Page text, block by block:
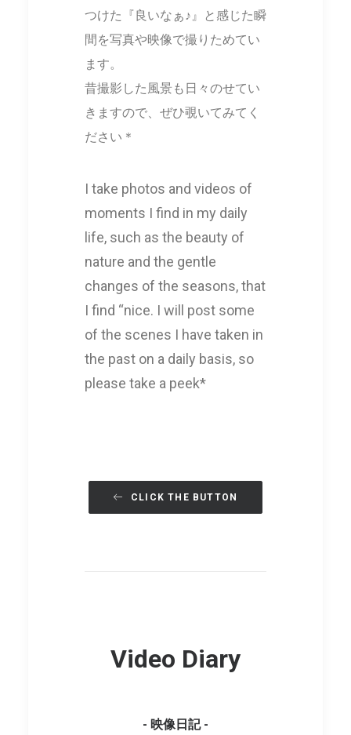
つけた『良いなぁ♪』と感じた瞬
間を写真や映像で撮りためてい
ます。
昔撮影した風景も日々のせてい
きますので、ぜひ覗いてみてく
ださい＊
I take photos and videos of
moments I find in my daily
life, such as the beauty of
nature and the gentle
changes of the seasons, that
I find “nice. I will post some
of the scenes I have taken in
the past on a daily basis, so
please take a peek*
CLICK THE BUTTON
Video Diary
- 映像日記 -